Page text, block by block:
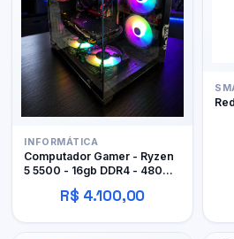
INFORMÁTICA
Computador Gamer - Ryzen
5 5500 - 16gb DDR4 - 480GB
SSD - RX 480 4gb
R$ 4.100,00